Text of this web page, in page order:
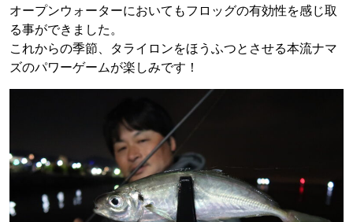
オープンウォーターにおいてもフロッグの有効性を感じ取
る事ができました。
これからの季節、タライロンをほうふつとさせる本流ナマ
ズのパワーゲームが楽しみです！